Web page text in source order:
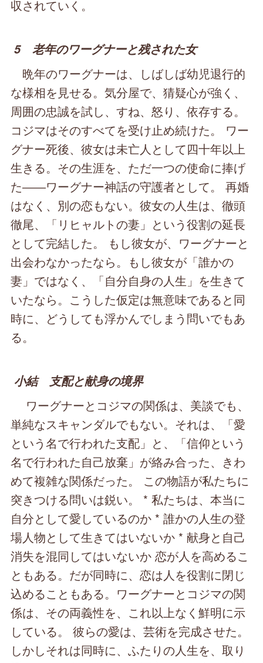
収されていく。
5 老年のワーグナーと残された女
晩年のワーグナーは、しばしば幼児退行的
な様相を見せる。気分屋で、猜疑心が強く、
周囲の忠誠を試し、すね、怒り、依存する。
コジマはそのすべてを受け止め続けた。 ワー
グナー死後、彼女は未亡人として四十年以上
生きる。その生涯を、ただ一つの使命に捧げ
た――ワーグナー神話の守護者として。 再婚
はなく、別の恋もない。彼女の人生は、徹頭
徹尾、「リヒャルトの妻」という役割の延長
として完結した。 もし彼女が、ワーグナーと
出会わなかったなら。もし彼女が「誰かの
妻」ではなく、「自分自身の人生」を生きて
いたなら。こうした仮定は無意味であると同
時に、どうしても浮かんでしまう問いでもあ
る。
小結 支配と献身の境界
ワーグナーとコジマの関係は、美談でも、
単純なスキャンダルでもない。それは、「愛
という名で行われた支配」と、「信仰という
名で行われた自己放棄」が絡み合った、きわ
めて複雑な関係だった。 この物語が私たちに
突きつける問いは鋭い。 * 私たちは、本当に
自分として愛しているのか * 誰かの人生の登
場人物として生きてはいないか * 献身と自己
消失を混同してはいないか 恋が人を高めるこ
ともある。だが同時に、恋は人を役割に閉じ
込めることもある。ワーグナーとコジマの関
係は、その両義性を、これ以上なく鮮明に示
している。 彼らの愛は、芸術を完成させた。
しかしそれは同時に、ふたりの人生を、取り